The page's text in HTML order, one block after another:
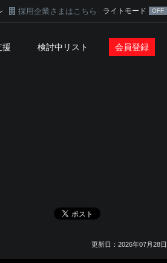
採用企業さまはこちら ライトモード
援 検討中リスト 会員登録
更新日：2026年07月28日